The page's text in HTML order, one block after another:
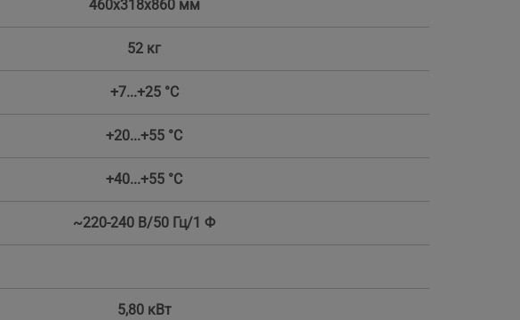
460x318x860 мм
52 кг
+7...+25 °С
+20...+55 °С
+40...+55 °С
~220-240 В/50 Гц/1 Ф
5,80 кВт